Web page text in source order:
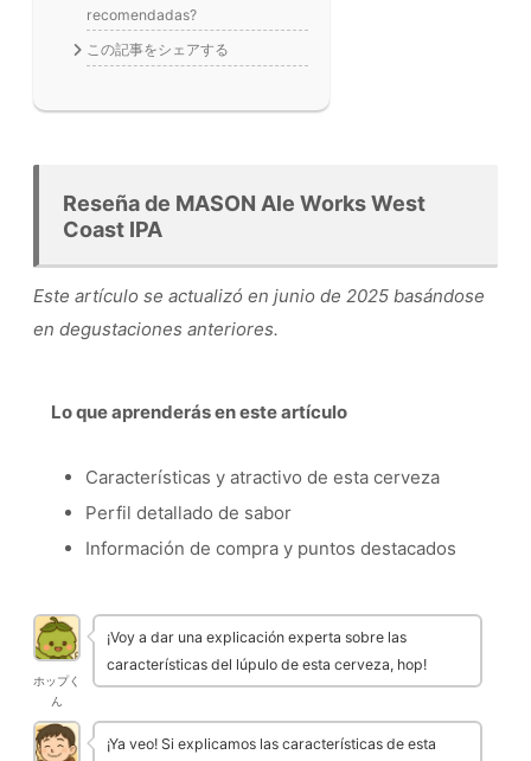
recomendadas?
この記事をシェアする
Reseña de MASON Ale Works West
Coast IPA
Este artículo se actualizó en junio de 2025 basándose
en degustaciones anteriores.
Lo que aprenderás en este artículo
Características y atractivo de esta cerveza
Perfil detallado de sabor
Información de compra y puntos destacados
ホップく
ん
¡Voy a dar una explicación experta sobre las
características del lúpulo de esta cerveza, hop!
¡Ya veo! Si explicamos las características de esta